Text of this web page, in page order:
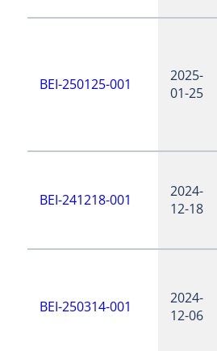
BEI-250125-001
2025-
01-25
BEI-241218-001
2024-
12-18
BEI-250314-001
2024-
12-06